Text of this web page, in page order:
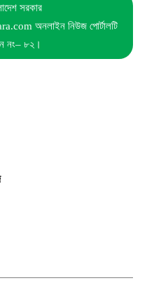
সরকার
অনলাইন নিউজ পোর্টালটি
নং– ৮২।